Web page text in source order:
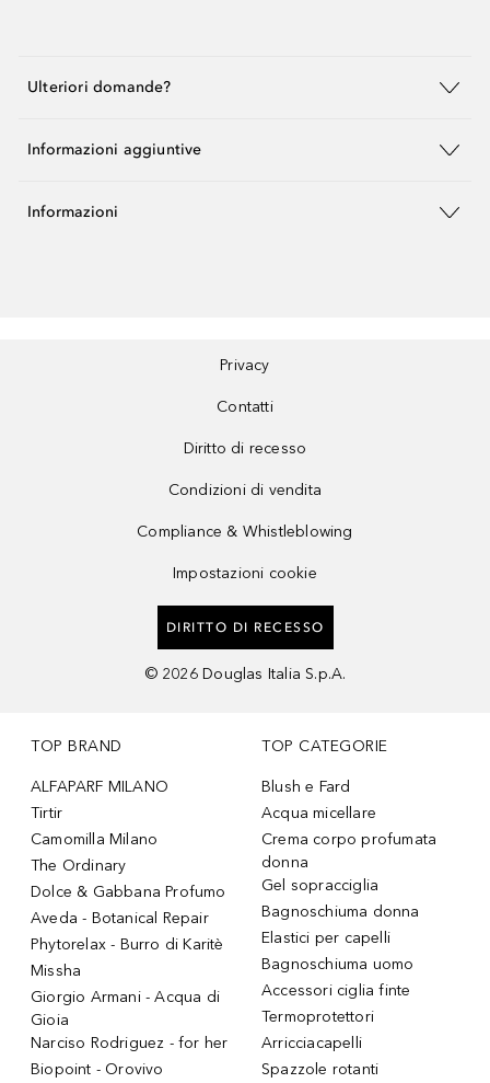
Ulteriori domande?
Informazioni aggiuntive
Informazioni
Privacy
Contatti
Diritto di recesso
Condizioni di vendita
Compliance & Whistleblowing
Impostazioni cookie
DIRITTO DI RECESSO
© 2026 Douglas Italia S.p.A.
TOP BRAND
ALFAPARF MILANO
Tirtir
Camomilla Milano
The Ordinary
Dolce & Gabbana Profumo
Aveda - Botanical Repair
Phytorelax - Burro di Karitè
Missha
Giorgio Armani - Acqua di
Gioia
Narciso Rodriguez - for her
Biopoint - Orovivo
TOP CATEGORIE
Blush e Fard
Acqua micellare
Crema corpo profumata
donna
Gel sopracciglia
Bagnoschiuma donna
Elastici per capelli
Bagnoschiuma uomo
Accessori ciglia finte
Termoprotettori
Arricciacapelli
Spazzole rotanti